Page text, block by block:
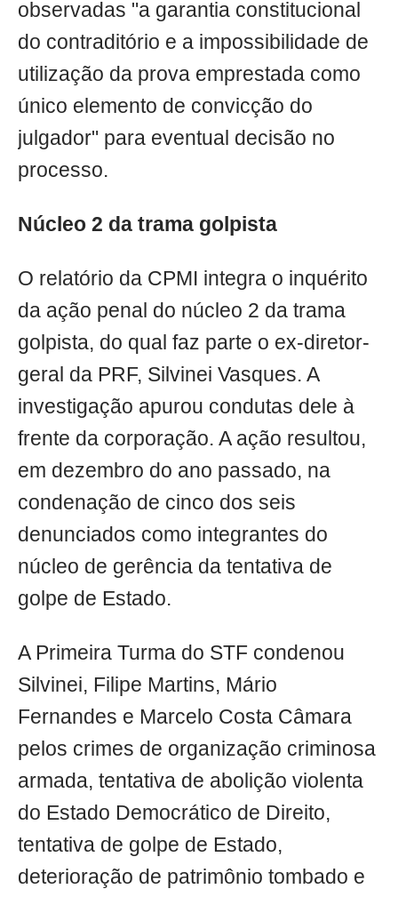
observadas "a garantia constitucional
do contraditório e a impossibilidade de
utilização da prova emprestada como
único elemento de convicção do
julgador" para eventual decisão no
processo.
Núcleo 2 da trama golpista
O relatório da CPMI integra o inquérito
da ação penal do núcleo 2 da trama
golpista, do qual faz parte o ex-diretor-
geral da PRF, Silvinei Vasques. A
investigação apurou condutas dele à
frente da corporação. A ação resultou,
em dezembro do ano passado, na
condenação de cinco dos seis
denunciados como integrantes do
núcleo de gerência da tentativa de
golpe de Estado.
A Primeira Turma do STF condenou
Silvinei, Filipe Martins, Mário
Fernandes e Marcelo Costa Câmara
pelos crimes de organização criminosa
armada, tentativa de abolição violenta
do Estado Democrático de Direito,
tentativa de golpe de Estado,
deterioração de patrimônio tombado e